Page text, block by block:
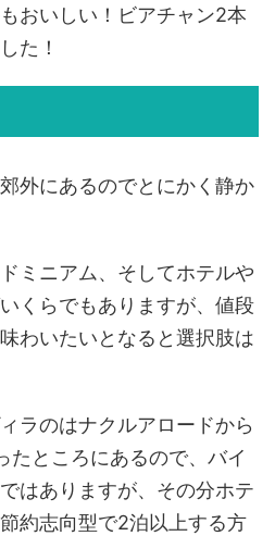
おいしい！ビアチャン2本
た！
外にあるのでとにかく静か
ミニアム、そしてホテルや
くらでもありますが、値段
わいたいとなると選択肢は
ラのはナクルアロードから
たところにあるので、バイ
はありますが、その分ホテ
約志向型で2泊以上する方